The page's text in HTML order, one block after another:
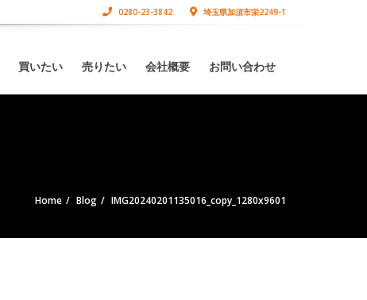
0280-23-3842 埼玉県加須市栄2249-1
買いたい 売りたい 会社概要 お問い合わせ
Home Blog IMG20240201135016_copy_1280x9601